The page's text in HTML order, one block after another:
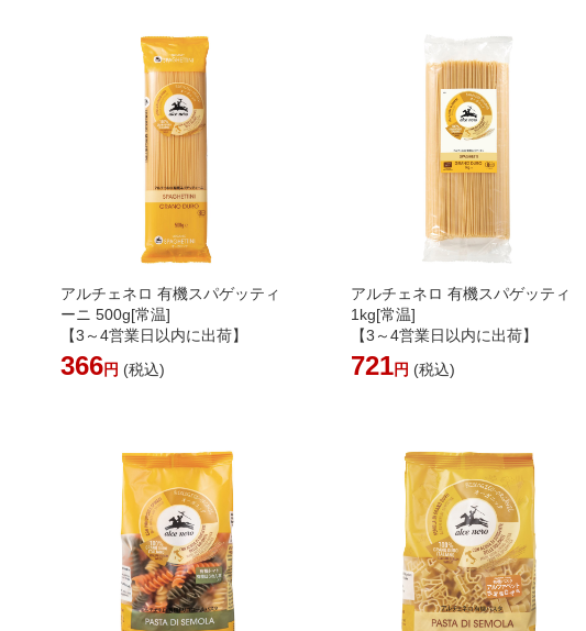
アルチェネロ 有機スパゲッティ
ーニ 500g[常温]
【3～4営業日以内に出荷】
366円 (税込)
アルチェネロ 有機スパゲッティ
1kg[常温]
【3～4営業日以内に出荷】
721円 (税込)